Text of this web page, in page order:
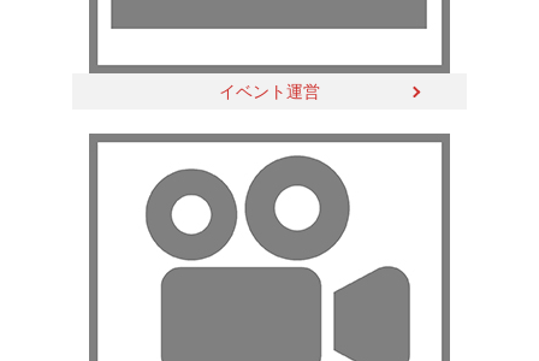
イベント運営